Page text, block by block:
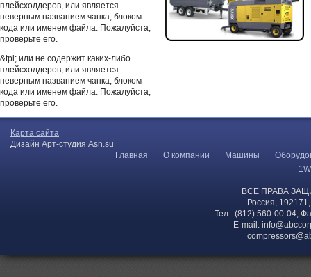
плейсхолдеров, или является
неверным названием чанка, блоком
кода или именем файла. Пожалуйста,
проверьте его.
&tpl; или не содержит каких-либо
плейсхолдеров, или является
неверным названием чанка, блоком
кода или именем файла. Пожалуйста,
проверьте его.
Карта сайта
Дизайн Арт-студия Asn.su
Главная
О компании Машины
ВСЕ ПРАВА
Россия,
Тел.: (812) 560-00-04;
E-mail: